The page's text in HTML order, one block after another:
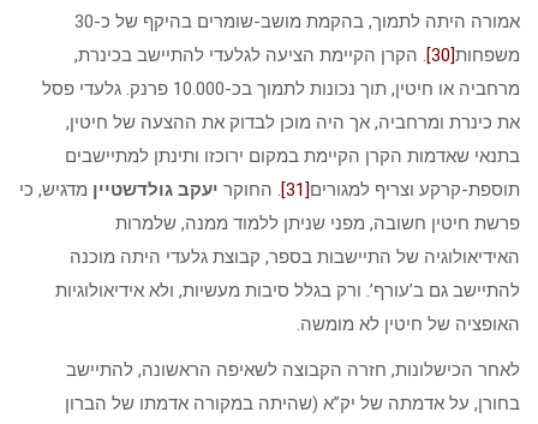
אמורה היתה לתמוך, בהקמת מושב-שומרים בהיקף של כ-30
משפחות[30]
. הקרן הקיימת הציעה לגלעדי להתיישב בכינרת,
מרחביה או חיטין, תוך נכונות לתמוך בכ-10.000 פרנק. גלעדי פסל
את כינרת ומרחביה, אך היה מוכן לבדוק את ההצעה של חיטין,
בתנאי שאדמות הקרן הקיימת במקום ירוכזו ותינתן למתיישבים
תוספת-קרקע וצריף למגורים[31] . החוקר יעקב גולדשטיין מדגיש, כי
פרשת חיטין חשובה, מפני שניתן ללמוד ממנה, שלמרות
האידיאולוגיה של התיישבות בספר, קבוצת גלעדי היתה מוכנה
להתיישב גם ב’עורף’. ורק בגלל סיבות מעשיות, ולא אידיאולוגיות
האופציה של חיטין לא מומשה.
לאחר הכישלונות, חזרה הקבוצה לשאיפה הראשונה, להתיישב
בחורן, על אדמתה של יק”א (שהיתה במקורה אדמתו של הברון